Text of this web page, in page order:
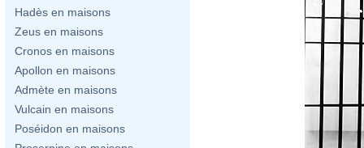
Hadès en maisons
Zeus en maisons
Cronos en maisons
Apollon en maisons
Admète en maisons
Vulcain en maisons
Poséidon en maisons